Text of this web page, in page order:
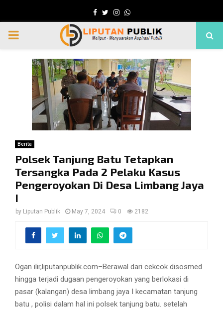
Facebook
TwitterInstagram
Whatsapp
PRIMARY
MENU
Berita
Polsek Tanjung Batu Tetapkan
Tersangka Pada 2 Pelaku Kasus
Pengeroyokan Di Desa Limbang Jaya
I
by Liputan Publik May 7, 2024 0 2182
Ogan ilir,liputanpublik.com–Berawal dari cekcok disosmed
hingga terjadi dugaan pengeroyokan yang berlokasi di
pasar (kalangan) desa limbang jaya I kecamatan tanjung
batu , polisi dalam hal ini polsek tanjung batu. setelah